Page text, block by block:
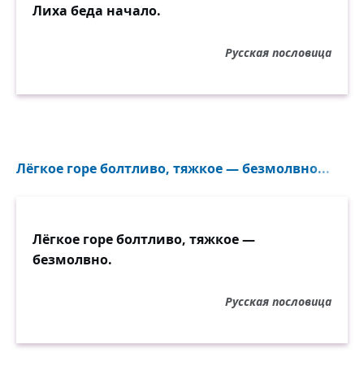
Лиха беда начало.
Русская пословица
Лёгкое горе болтливо, тяжкое — безмолвно...
Лёгкое горе болтливо, тяжкое —
безмолвно.
Русская пословица